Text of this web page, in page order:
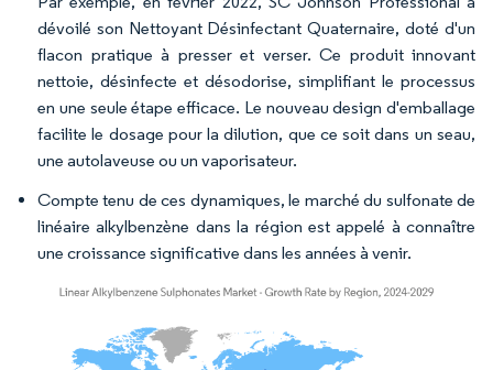
dévoilé son Nettoyant Désinfectant Quaternaire, doté d'un
flacon pratique à presser et verser. Ce produit innovant
nettoie, désinfecte et désodorise, simplifiant le processus
en une seule étape efficace. Le nouveau design d'emballage
facilite le dosage pour la dilution, que ce soit dans un seau,
une autolaveuse ou un vaporisateur.
Compte tenu de ces dynamiques, le marché du sulfonate de
linéaire alkylbenzène dans la région est appelé à connaître
une croissance significative dans les années à venir.